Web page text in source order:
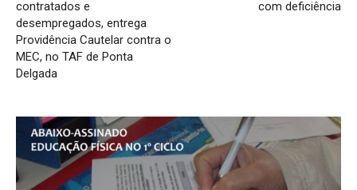
contratados e
desempregados, entrega
Providência Cautelar contra o
MEC, no TAF de Ponta
Delgada
com deficiência